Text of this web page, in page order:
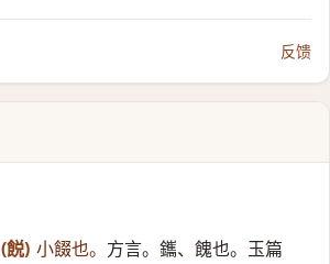
反馈
(䬽) 小餟也。 方言。鑴、餽也。玉篇